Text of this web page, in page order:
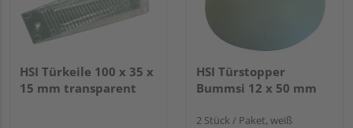
HSI Türkeile 100 x 35 x
15 mm transparent
HSI Türstopper
Bummsi 12 x 50 mm
2 Stück / Paket, weiß